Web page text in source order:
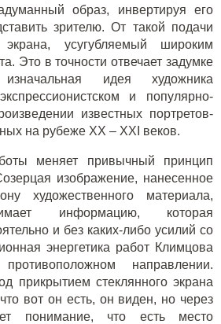
образ, инвертируя его
зрителю. От такой подачи
усугубляемый широким
Это в точности отвечает задумке
идея художника
и популярно-
известных портретов-
на рубеже ХХ – XXI веков.
меняет привычный принцип
изображение, нанесенное
художественного материала,
информацию, которая
и без каких-либо усилий со
энергетика работ Климцова
направлении.
прикрытием стеклянного экрана
вот он есть, он виден, но через
понимание, что есть место